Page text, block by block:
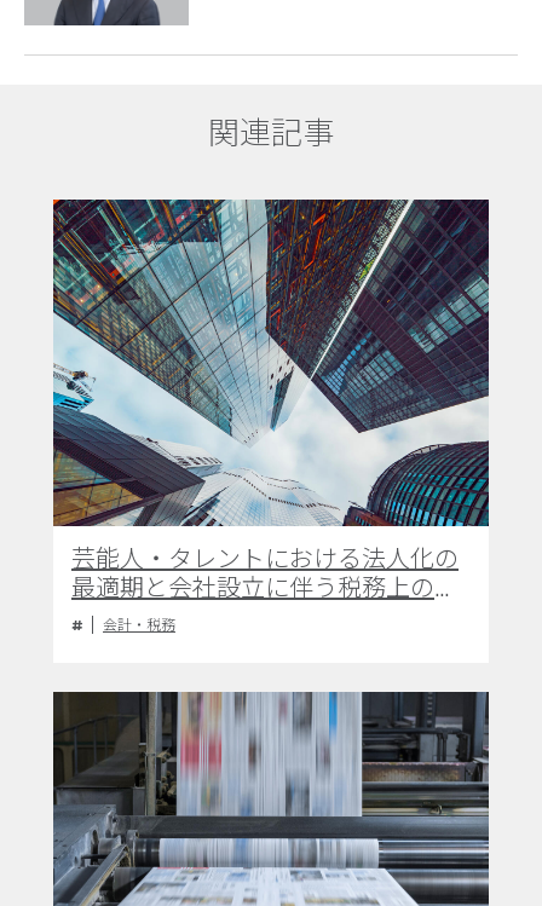
関連記事
芸能人・タレントにおける法人化の
最適期と会社設立に伴う税務上のメ
リットについて
会計・税務